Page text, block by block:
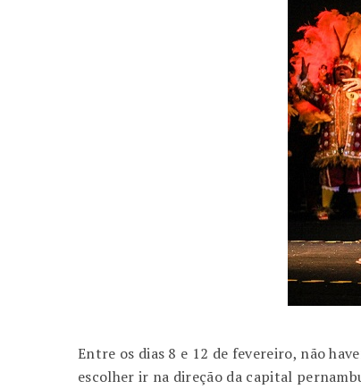
Entre os dias 8 e 12 de fevereiro, não
escolher ir na direção da capital